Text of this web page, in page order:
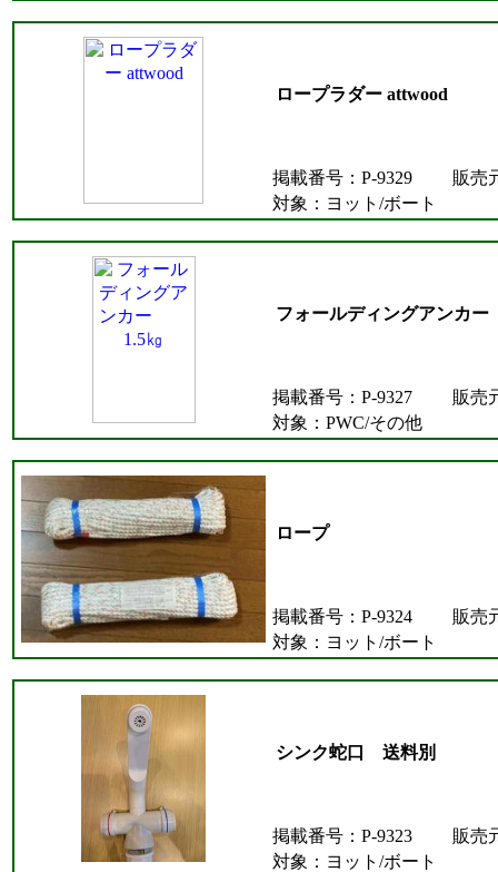
ロープラダー attwood
掲載番号：P-9329
販売
対象：ヨット/ボート
フォールディングアンカ
掲載番号：P-9327
販売
対象：PWC/その他
ロープ
掲載番号：P-9324
販売
対象：ヨット/ボート
シンク蛇口 送料別
掲載番号：P-9323
販売
対象：ヨット/ボート